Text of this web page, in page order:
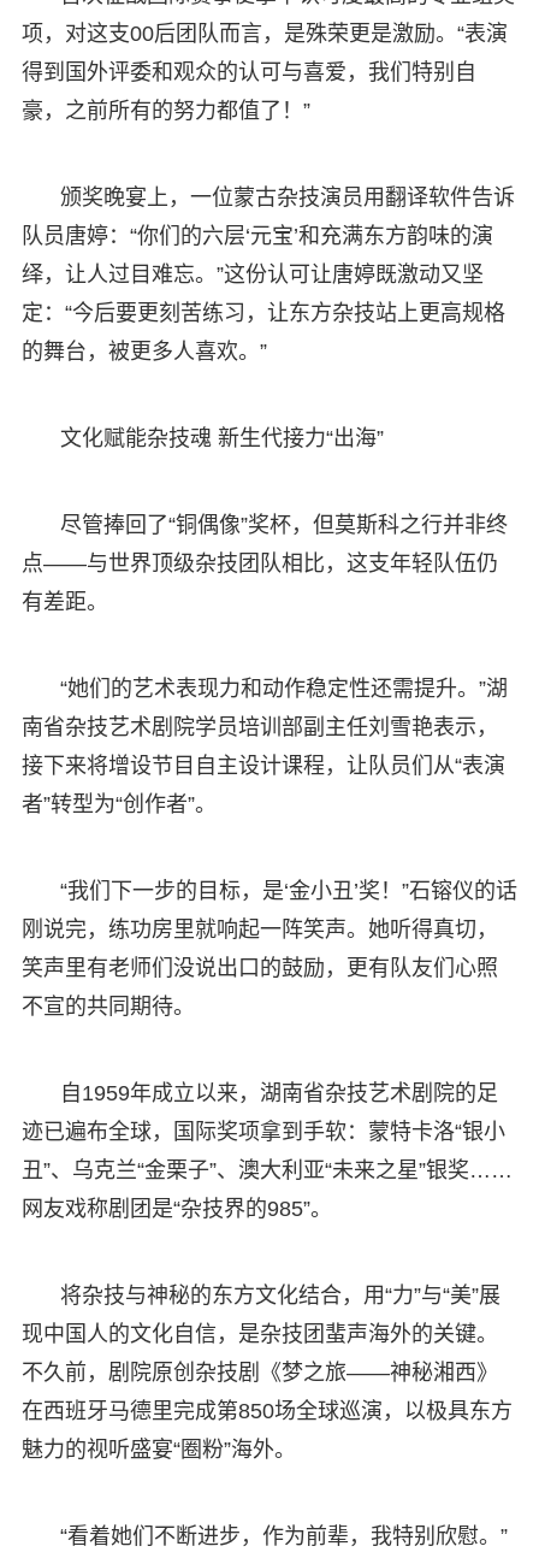
项，对这支00后团队而言，是殊荣更是激励。“表演
得到国外评委和观众的认可与喜爱，我们特别自
豪，之前所有的努力都值了！”
颁奖晚宴上，一位蒙古杂技演员用翻译软件告诉
队员唐婷：“你们的六层‘元宝’和充满东方韵味的演
绎，让人过目难忘。”这份认可让唐婷既激动又坚
定：“今后要更刻苦练习，让东方杂技站上更高规格
的舞台，被更多人喜欢。”
文化赋能杂技魂 新生代接力“出海”
尽管捧回了“铜偶像”奖杯，但莫斯科之行并非终
点——与世界顶级杂技团队相比，这支年轻队伍仍
有差距。
“她们的艺术表现力和动作稳定性还需提升。”湖
南省杂技艺术剧院学员培训部副主任刘雪艳表示，
接下来将增设节目自主设计课程，让队员们从“表演
者”转型为“创作者”。
“我们下一步的目标，是‘金小丑’奖！”石镕仪的话
刚说完，练功房里就响起一阵笑声。她听得真切，
笑声里有老师们没说出口的鼓励，更有队友们心照
不宣的共同期待。
自1959年成立以来，湖南省杂技艺术剧院的足
迹已遍布全球，国际奖项拿到手软：蒙特卡洛“银小
丑”、乌克兰“金栗子”、澳大利亚“未来之星”银奖……
网友戏称剧团是“杂技界的985”。
将杂技与神秘的东方文化结合，用“力”与“美”展
现中国人的文化自信，是杂技团蜚声海外的关键。
不久前，剧院原创杂技剧《梦之旅——神秘湘西》
在西班牙马德里完成第850场全球巡演，以极具东方
魅力的视听盛宴“圈粉”海外。
“看着她们不断进步，作为前辈，我特别欣慰。”